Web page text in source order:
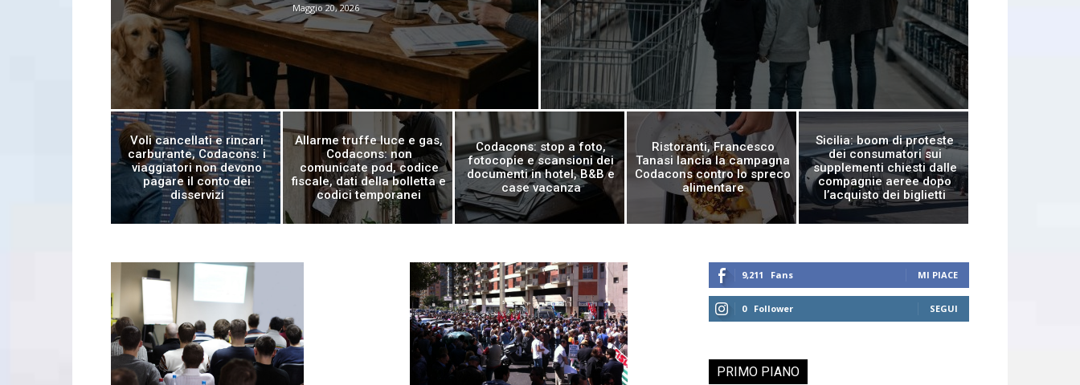
Maggio 20, 2026
Voli cancellati e rincari
carburante, Codacons: i
viaggiatori non devono
pagare il conto dei
disservizi
Allarme truffe luce e gas,
Codacons: non
comunicate pod, codice
fiscale, dati della bolletta e
codici temporanei
Codacons: stop a foto,
fotocopie e scansioni dei
documenti in hotel, B&B e
case vacanza
Ristoranti, Francesco
Tanasi lancia la campagna
Codacons contro lo spreco
alimentare
Sicilia: boom di proteste
dei consumatori sui
supplementi chiesti dalle
compagnie aeree dopo
l’acquisto dei biglietti
9,211 Fans MI PIACE
0 Follower SEGUI
PRIMO PIANO